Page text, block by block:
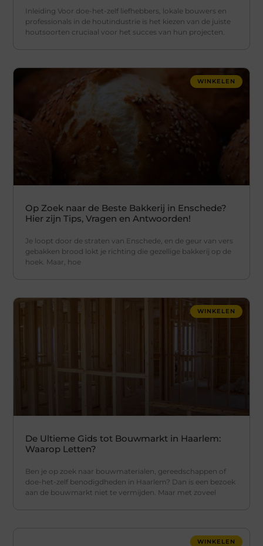
Inleiding Voor doe-het-zelf liefhebbers, lokale bouwers en
professionals in de houtindustrie is het kiezen van de juiste
houtsoorten cruciaal voor het succes van hun projecten.
WINKELEN
Op Zoek naar de Beste Bakkerij in Enschede?
Hier zijn Tips, Vragen en Antwoorden!
Je loopt door de straten van Enschede, en de geur van vers
gebakken brood lokt je richting die gezellige bakkerij op de
hoek. Maar, hoe
WINKELEN
De Ultieme Gids tot Bouwmarkt in Haarlem:
Waarop Letten?
Ben je op zoek naar bouwmaterialen, gereedschappen of
doe-het-zelf benodigdheden in Haarlem? Dan is een bezoek
aan de bouwmarkt niet te vermijden. Maar met zoveel
WINKELEN